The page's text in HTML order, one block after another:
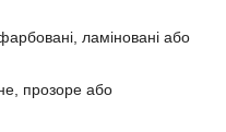
ламіновані або
прозоре або